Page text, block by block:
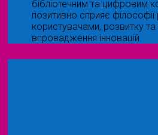
бібліотечним та цифровим
позитивно сприяє
користувачами, розвитку
впровадження інновацій.